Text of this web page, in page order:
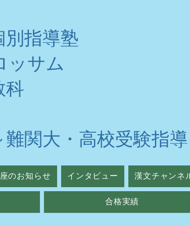
別指導塾
ッサム
科
関大・高校受験指導
のお知らせ インタビュー 漢文チャンネ
合格実績